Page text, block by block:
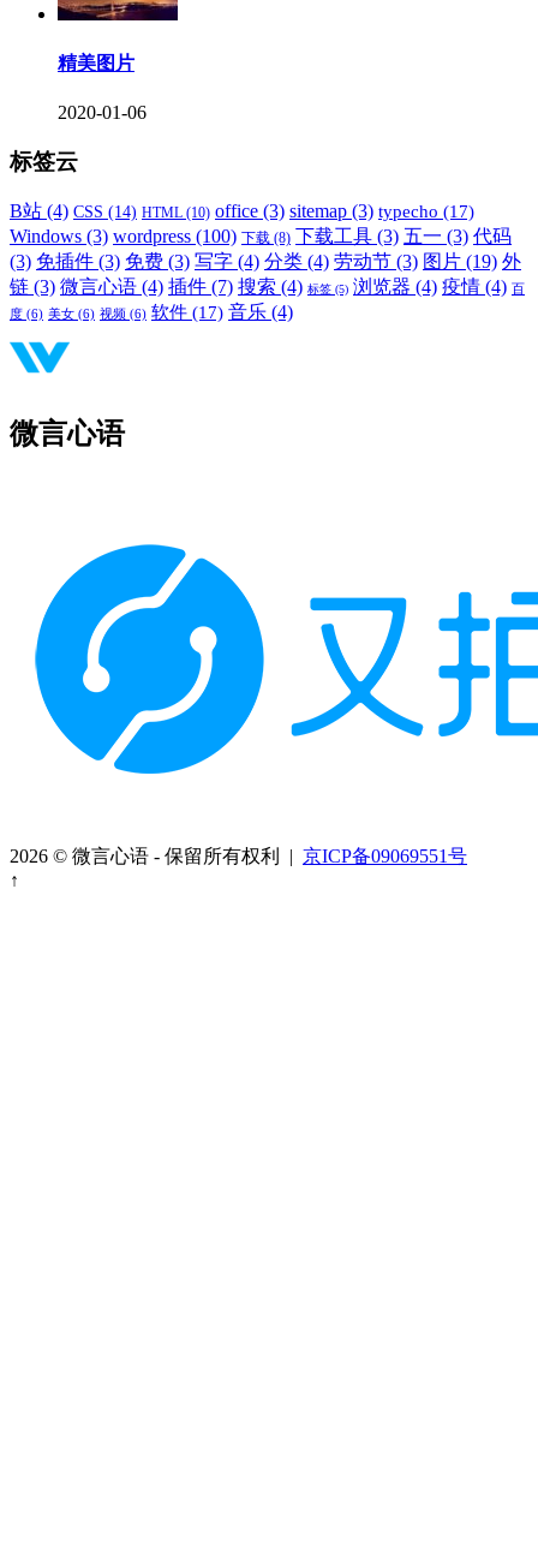
精美图片
2020-01-06
标签云
B站 (4) CSS (14) HTML (10) office (3) sitemap (3) typecho (17)
Windows (3) wordpress (100) 下载 (8) 下载工具 (3) 五一 (3) 代码
(3) 免插件 (3) 免费 (3) 写字 (4) 分类 (4) 劳动节 (3) 图片 (19) 外
链 (3) 微言心语 (4) 插件 (7) 搜索 (4) 标签 (5) 浏览器 (4) 疫情 (4) 百
度 (6) 美女 (6) 视频 (6) 软件 (17) 音乐 (4)
微言心语
2026 © 微言心语 - 保留所有权利 | 京ICP备09069551号
↑